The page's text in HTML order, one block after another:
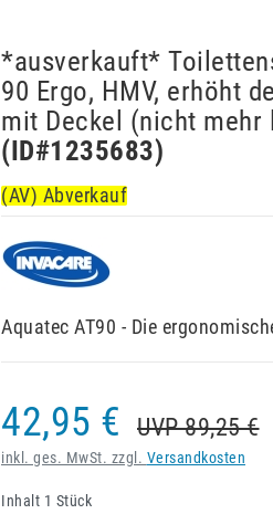
*ausverkauft*
90 Ergo, HMV, erhöht
mit Deckel (nicht mehr
(ID#1235683)
(AV) Abverkauf
Aquatec AT90 - Die
42,95 € UVP 89,25 €
inkl. ges. MwSt. zzgl. Versandkosten
Inhalt 1 Stück